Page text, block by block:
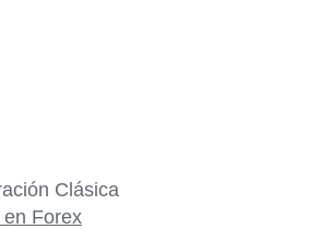
Clásica
en Forex